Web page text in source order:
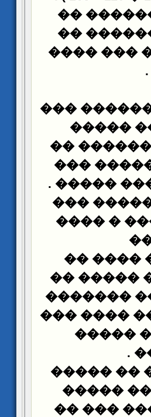
����
�����
�����
.
����� : ��
�����
����� �
���� �
���
.
������ :
�������
���
����
������
� ����
.
������ :
��
������ ( 110 – 165